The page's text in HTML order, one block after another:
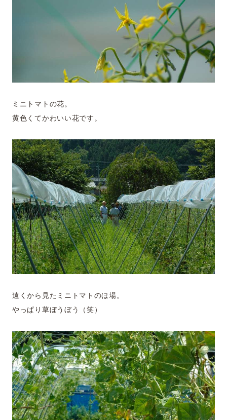
ミニトマトの花。
黄色くてかわいい花です。
遠くから見たミニトマトのほ場。
やっぱり草ぼうぼう（笑）